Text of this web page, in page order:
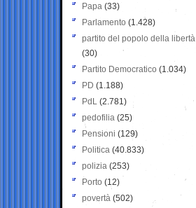
Papa (33)
Parlamento (1.428)
partito del popolo della libertà
(30)
Partito Democratico (1.034)
PD (1.188)
PdL (2.781)
pedofilia (25)
Pensioni (129)
Politica (40.833)
polizia (253)
Porto (12)
povertà (502)